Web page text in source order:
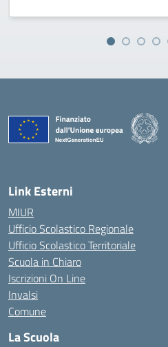
Link Esterni
MIUR
Ufficio Scolastico Regionale
Ufficio Scolastico Territoriale
Scuola in Chiaro
Iscrizioni On Line
Invalsi
Comune
La Scuola